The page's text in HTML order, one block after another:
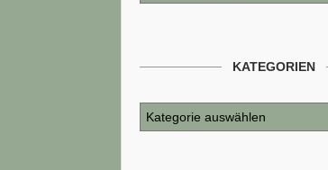
KATEGORIEN